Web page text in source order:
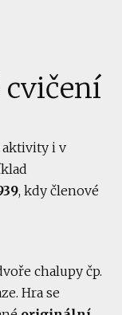
cvičení
aktivity i v
, kdy členové
chalupy čp.
Hra se